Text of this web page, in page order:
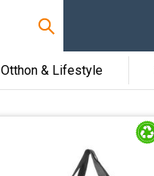
Otthon & Lifestyle